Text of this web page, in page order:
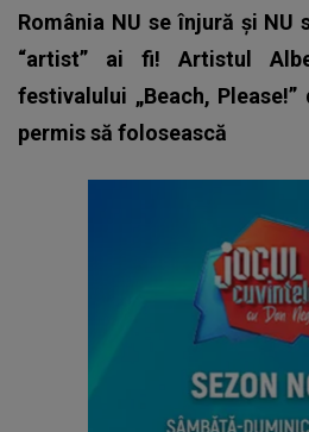
România NU se înjură și
“artist” ai fi! Artistul
festivalului „Beach,
permis să folosească